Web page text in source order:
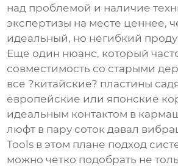
над проблемой и наличие
экспертизы на месте ценнее,
идеальный, но негибкий
Еще один нюанс, который
совместимость со старыми
все ?китайские? пластины
европейские или японские
идеальным контактом в
люфт в пару соток давал
Tools в этом плане подход
можно четко подобрать не